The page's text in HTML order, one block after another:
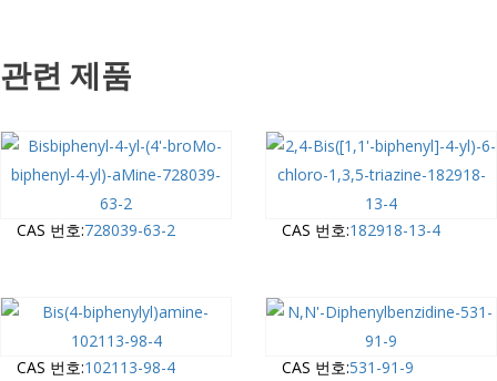
관련 제품
CAS 번호:728039-63-2 CAS 번호:182918-13-4
CAS 번호:102113-98-4 CAS 번호:531-91-9